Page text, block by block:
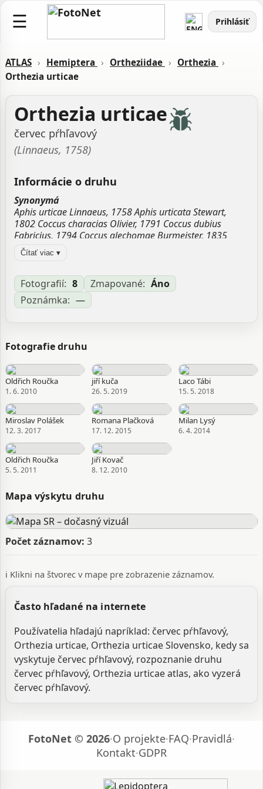
☰ Prihlásiť
ATLAS › Hemiptera › Ortheziidae › Orthezia ›
Orthezia urticae
Orthezia urticae
červec pŕhľavový
(Linnaeus, 1758)
Informácie o druhu
Synonymá
Aphis urticae Linnaeus, 1758 Aphis urticata Stewart,
1802 Coccus characias Olivier, 1791 Coccus dubius
Fabricius, 1794 Coccus glechomae Burmeister, 1835
Dorthesia urticae Burmeister, 1835 Dorthezia characias
Bosc d'Antic, 1785 Dorthezia delavauxii Thiebaut, 1825
Vayssière, 1924 Orthezia cataphracta Signoret, 1876
Orthezia characias Bosc d'Antic, 1784 Orthezia
maenariensis Douglas, 1884 Orthezia martelli Leonardi,
Čítať viac ▾
Fotografií: 8 Zmapované: Áno
Poznámka: —
Fotografie druhu
Oldřich Roučka
1. 6. 2010
jiří kuča
26. 5. 2019
Laco Tábi
15. 5. 2018
Miroslav Polášek
12. 3. 2017
Romana Plačková
17. 12. 2015
Milan Lysý
6. 4. 2014
Oldřich Roučka
5. 5. 2011
Jiří Kovač
8. 12. 2010
Mapa výskytu druhu
Počet záznamov: 3
ℹ️ Klikni na štvorec v mape pre zobrazenie záznamov.
Často hľadané na internete
Používatelia hľadajú napríklad: červec pŕhľavový,
Orthezia urticae, Orthezia urticae Slovensko, kedy sa
vyskytuje červec pŕhľavový, rozpoznanie druhu
červec pŕhľavový, Orthezia urticae atlas, ako vyzerá
červec pŕhľavový.
FotoNet © 2026·O projekte·FAQ·Pravidlá·
Kontakt·GDPR